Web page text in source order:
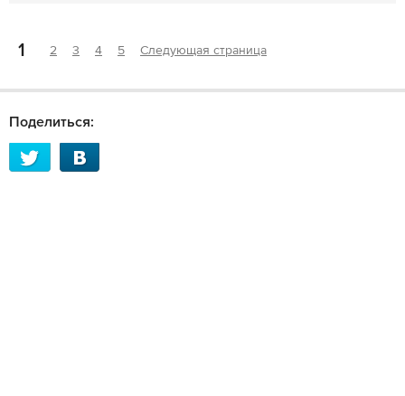
1 2 3 4 5 Следующая страница
Поделиться: